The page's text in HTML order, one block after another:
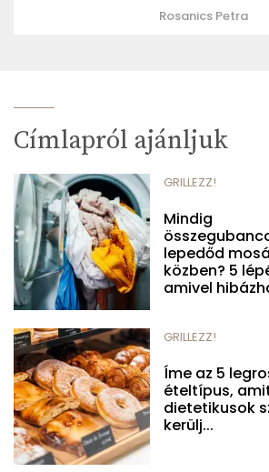
Rosanics Petra
Címlapról ajánljuk
GRILLEZZ!
Mindig
lepedőd
közben? 5
amivel
GRILLEZZ!
Íme az 5
ételtípus,
dietetikusok
kerülj...